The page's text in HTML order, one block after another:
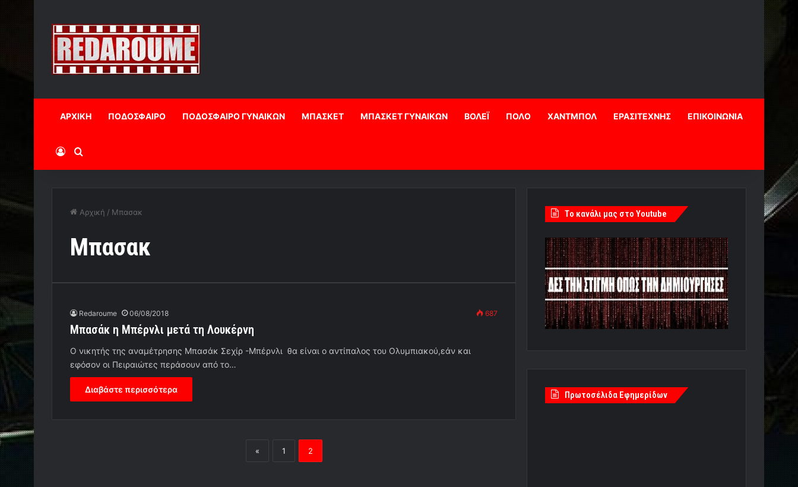
ΑΡΧΙΚΗ ΠΟΔΟΣΦΑΙΡΟ ΠΟΔΟΣΦΑΙΡΟ ΓΥΝΑΙΚΩΝ ΜΠΑΣΚΕΤ ΜΠΑΣΚΕΤ ΓΥΝΑΙΚΩΝ ΒΟΛΕΪ ΠΟΛΟ ΧΑΝΤΜΠΟΛ ΕΡΑΣΙΤΕΧΝΗΣ ΕΠΙΚΟΙΝΩΝΙΑ
Log InΑναζήτηση
Αρχική / Μπασακ
Μπασακ
Redaroume 06/08/2018 687
Μπασάκ η Μπέρνλι μετά τη Λουκέρνη
Ο νικητής της αναμέτρησης Μπασάκ Σεχίρ -Μπέρνλι θα είναι ο αντίπαλος του Ολυμπιακού,εάν και
εφόσον οι Πειραιώτες περάσουν από το…
Διαβάστε περισσότερα
« 1 2
Tο κανάλι μας στο Youtube
Πρωτοσέλιδα Εφημερίδων